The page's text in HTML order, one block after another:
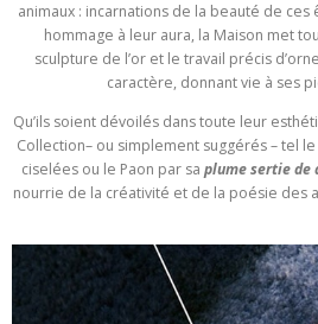
animaux : incarnations de la beauté de
hommage à leur aura, la Maison met
sculpture de l’or et le travail précis
caractère, donnant vie à ses
Qu’ils soient dévoilés dans toute leur
Collection– ou simplement suggérés – tel
ciselées ou le Paon par sa plume sertie de
nourrie de la créativité et de la poésie des